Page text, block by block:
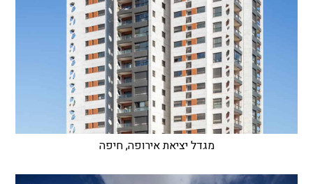
מגדל יציאת אירופה, חיפה